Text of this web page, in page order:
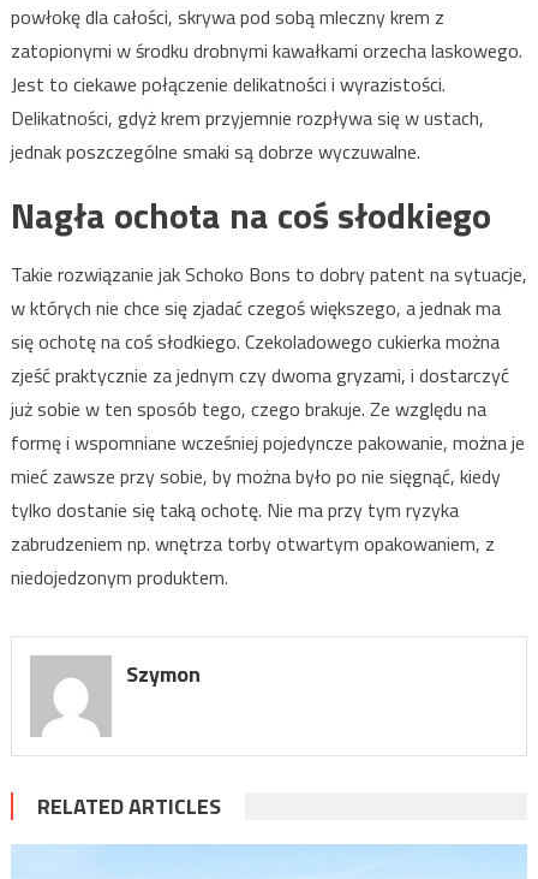
powłokę dla całości, skrywa pod sobą mleczny krem z
zatopionymi w środku drobnymi kawałkami orzecha laskowego.
Jest to ciekawe połączenie delikatności i wyrazistości.
Delikatności, gdyż krem przyjemnie rozpływa się w ustach,
jednak poszczególne smaki są dobrze wyczuwalne.
Nagła ochota na coś słodkiego
Takie rozwiązanie jak Schoko Bons to dobry patent na sytuacje,
w których nie chce się zjadać czegoś większego, a jednak ma
się ochotę na coś słodkiego. Czekoladowego cukierka można
zjeść praktycznie za jednym czy dwoma gryzami, i dostarczyć
już sobie w ten sposób tego, czego brakuje. Ze względu na
formę i wspomniane wcześniej pojedyncze pakowanie, można je
mieć zawsze przy sobie, by można było po nie sięgnąć, kiedy
tylko dostanie się taką ochotę. Nie ma przy tym ryzyka
zabrudzeniem np. wnętrza torby otwartym opakowaniem, z
niedojedzonym produktem.
Szymon
RELATED ARTICLES